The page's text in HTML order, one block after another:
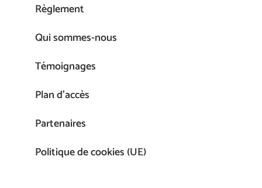
Règlement
Qui sommes-nous
Témoignages
Plan d’accès
Partenaires
Politique de cookies (UE)